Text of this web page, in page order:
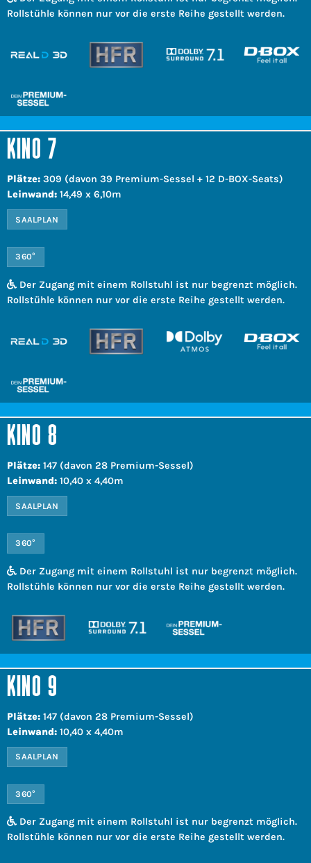
Rollstühle können nur vor die erste Reihe gestellt werden.
KINO 7
Plätze: 309 (davon 39 Premium-Sessel + 12 D-BOX-Seats)
Leinwand: 14,49 x 6,10m
SAALPLAN
360°
Der Zugang mit einem Rollstuhl ist nur begrenzt möglich.
Rollstühle können nur vor die erste Reihe gestellt werden.
KINO 8
Plätze: 147 (davon 28 Premium-Sessel)
Leinwand: 10,40 x 4,40m
SAALPLAN
360°
Der Zugang mit einem Rollstuhl ist nur begrenzt möglich.
Rollstühle können nur vor die erste Reihe gestellt werden.
KINO 9
Plätze: 147 (davon 28 Premium-Sessel)
Leinwand: 10,40 x 4,40m
SAALPLAN
360°
Der Zugang mit einem Rollstuhl ist nur begrenzt möglich.
Rollstühle können nur vor die erste Reihe gestellt werden.